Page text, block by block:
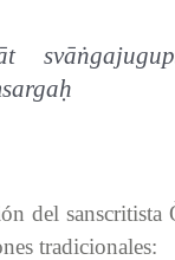
del sanscritista
tradicionales: